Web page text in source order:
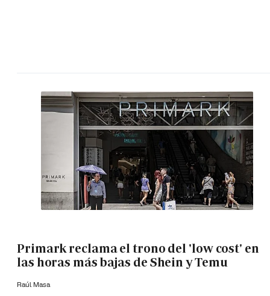
Primark reclama el trono del 'low cost' en
las horas más bajas de Shein y Temu
Raúl Masa